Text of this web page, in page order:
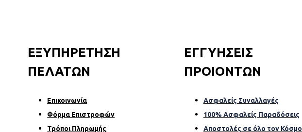
ΕΞΥΠΗΡΕΤΗΣΗ
ΠΕΛΑΤΩΝ
Επικοινωνία
Φόρµα Επιστροφών
Τρόποι Πληρωμής
ΕΓΓΥΗΣΕΙΣ
ΠΡΟΙΟΝΤΩΝ
Ασφαλείς Συναλλαγές
100% Ασφαλείς Παραδόσεις
Αποστολές σε όλο τον Κόσµο